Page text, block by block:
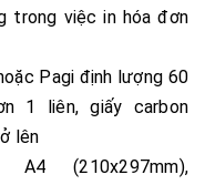
trong việc in hóa đơn
Pagi định lượng 60
1 liên, giấy carbon
lên
(210x297mm),